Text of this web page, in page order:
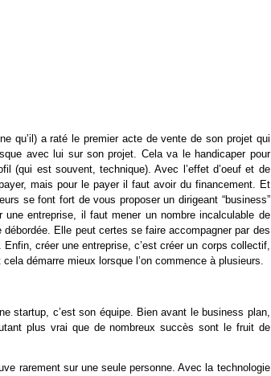
qu’il) a raté le premier acte de vente de son projet qui
avec lui sur son projet. Cela va le handicaper pour
(qui est souvent, technique). Avec l’effet d’oeuf et de
mais pour le payer il faut avoir du financement. Et
se font fort de vous proposer un dirigeant “business”
entreprise, il faut mener un nombre incalculable de
Elle peut certes se faire accompagner par des
créer une entreprise, c’est créer un corps collectif,
démarre mieux lorsque l’on commence à plusieurs.
startup, c’est son équipe. Bien avant le business plan,
plus vrai que de nombreux succès sont le fruit de
rarement sur une seule personne. Avec la technologie